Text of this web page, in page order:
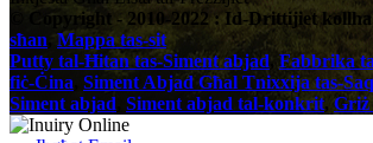
© Copyright - 2010-2022 : Id-Drittijiet
sħan Mappa tas-sit
Putty tal-Ħitan tas-Siment abjad, Fabbrika
fiċ-Ċina Siment Abjad Għal Tnixxija tas-
Siment abjad Siment abjad tal-konkrit, Griż